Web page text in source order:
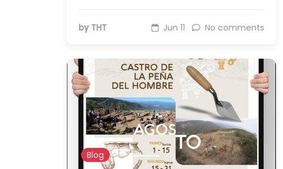
by THT Jun 11 No comments
Blog